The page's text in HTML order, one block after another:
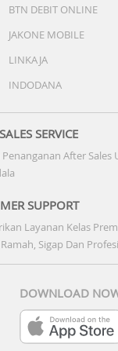
BTN DEBIT ONLINE
JAKONE MOBILE
LINKAJA
INDODANA
SERVICE
Penanganan After Sales
SUPPORT
Layanan Kelas
Sigap Dan
DOWNLOAD